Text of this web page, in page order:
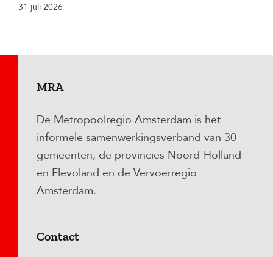
31 juli 2026
MRA
De Metropoolregio Amsterdam is het
informele samenwerkingsverband van 30
gemeenten, de provincies Noord-Holland
en Flevoland en de Vervoerregio
Amsterdam.
Contact